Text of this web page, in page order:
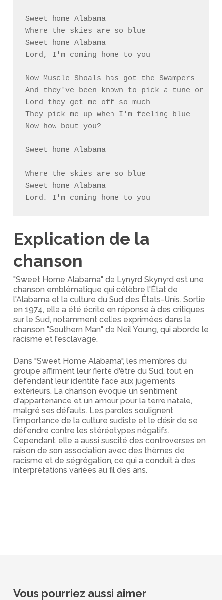
Sweet home Alabama
Where the skies are so blue
Sweet home Alabama
Lord, I'm coming home to you
Now Muscle Shoals has got the Swampers
And they've been known to pick a tune or two
Lord they get me off so much
They pick me up when I'm feeling blue
Now how bout you?
Sweet home Alabama
Where the skies are so blue
Sweet home Alabama
Lord, I'm coming home to you
Explication de la
chanson
"Sweet Home Alabama" de Lynyrd Skynyrd est une
chanson emblématique qui célèbre l'État de
l'Alabama et la culture du Sud des États-Unis. Sortie
en 1974, elle a été écrite en réponse à des critiques
sur le Sud, notamment celles exprimées dans la
chanson "Southern Man" de Neil Young, qui aborde le
racisme et l'esclavage.
Dans "Sweet Home Alabama", les membres du
groupe affirment leur fierté d'être du Sud, tout en
défendant leur identité face aux jugements
extérieurs. La chanson évoque un sentiment
d'appartenance et un amour pour la terre natale,
malgré ses défauts. Les paroles soulignent
l'importance de la culture sudiste et le désir de se
défendre contre les stéréotypes négatifs.
Cependant, elle a aussi suscité des controverses en
raison de son association avec des thèmes de
racisme et de ségrégation, ce qui a conduit à des
interprétations variées au fil des ans.
Vous pourriez aussi aimer